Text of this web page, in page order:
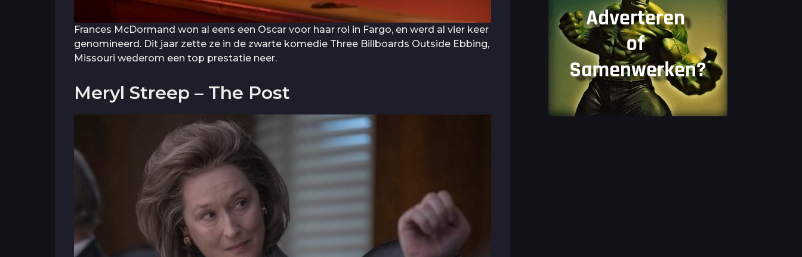
Frances McDormand won al eens een Oscar voor haar rol in Fargo, en werd al vier keer
genomineerd. Dit jaar zette ze in de zwarte komedie Three Billboards Outside Ebbing,
Missouri wederom een top prestatie neer.
Meryl Streep – The Post